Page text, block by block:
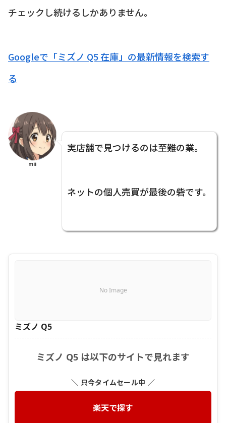
チェックし続けるしかありません。
Googleで「ミズノ Q5 在庫」の最新情報を検索す
る
mii
実店舗で見つけるのは至難の業。
ネットの個人売買が最後の砦です。
No Image
ミズノ Q5
ミズノ Q5 は以下のサイトで見れます
＼ 只今タイムセール中 ／
楽天で探す